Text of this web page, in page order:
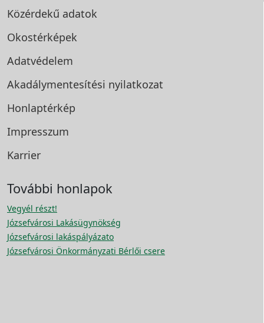
Közérdekű adatok
Okostérképek
Adatvédelem
Akadálymentesítési nyilatkozat
Honlaptérkép
Impresszum
Karrier
További honlapok
Vegyél részt!
Józsefvárosi Lakásügynökség
Józsefvárosi lakáspályázato
Józsefvárosi Önkormányzati Bérlői csere